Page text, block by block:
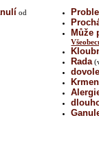
od
Může
Rada